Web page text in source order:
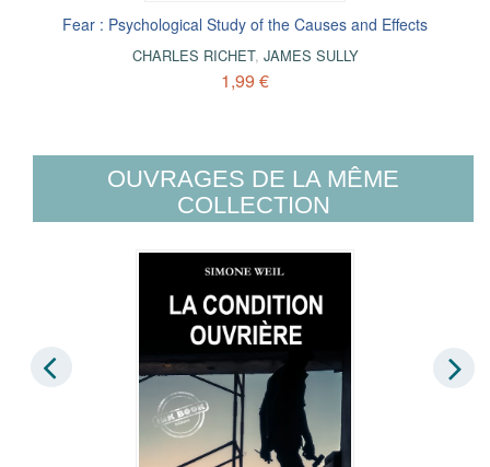
Fear : Psychological Study of the Causes and Effects
CHARLES RICHET, JAMES SULLY
1,99 €
OUVRAGES DE LA MÊME
COLLECTION